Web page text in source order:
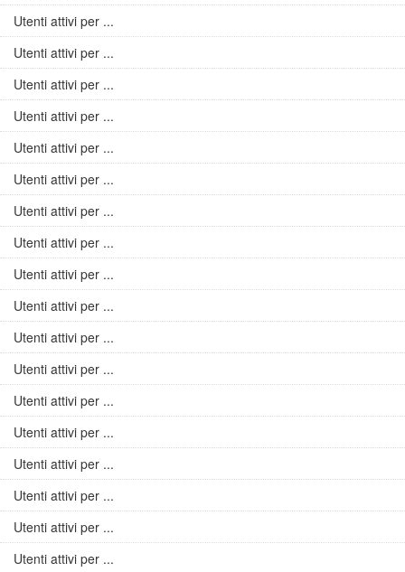
Utenti attivi per ...
Utenti attivi per ...
Utenti attivi per ...
Utenti attivi per ...
Utenti attivi per ...
Utenti attivi per ...
Utenti attivi per ...
Utenti attivi per ...
Utenti attivi per ...
Utenti attivi per ...
Utenti attivi per ...
Utenti attivi per ...
Utenti attivi per ...
Utenti attivi per ...
Utenti attivi per ...
Utenti attivi per ...
Utenti attivi per ...
Utenti attivi per ...